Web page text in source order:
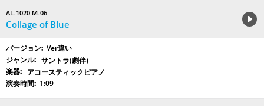
AL-1020 M-06
Collage of Blue
Ver違い
サントラ(劇伴)
アコースティックピアノ
1:09